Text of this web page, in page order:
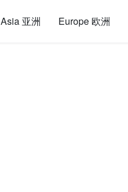
Asia 亚洲 Europe 欧洲